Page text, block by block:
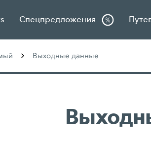
Спецпредложения
Выходные данные